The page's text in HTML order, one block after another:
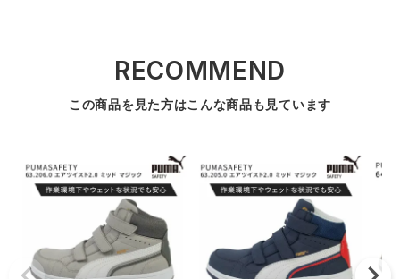
RECOMMEND
この商品を見た方はこんな商品も見ています